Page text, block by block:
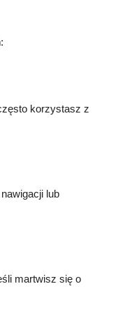
korzystasz z
lub
martwisz się o